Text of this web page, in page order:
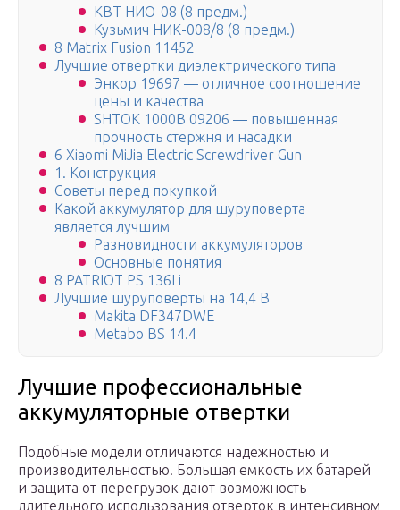
КВТ НИО-08 (8 предм.)
Кузьмич НИК-008/8 (8 предм.)
8 Matrix Fusion 11452
Лучшие отвертки диэлектрического типа
Энкор 19697 — отличное соотношение
цены и качества
SHTOK 1000B 09206 — повышенная
прочность стержня и насадки
6 Xiaomi MiJia Electric Screwdriver Gun
1. Конструкция
Советы перед покупкой
Какой аккумулятор для шуруповерта
является лучшим
Разновидности аккумуляторов
Основные понятия
8 PATRIOT PS 136Li
Лучшие шуруповерты на 14,4 В
Makita DF347DWE
Metabo BS 14.4
Лучшие профессиональные
аккумуляторные отвертки
Подобные модели отличаются надежностью и
производительностью. Большая емкость их батарей
и защита от перегрузок дают возможность
длительного использования отверток в интенсивном